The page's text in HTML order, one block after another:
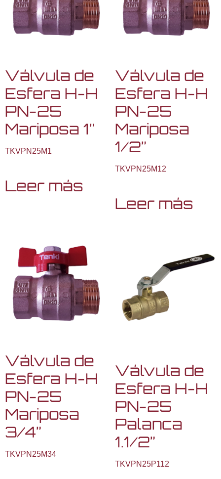
Válvula de
Esfera H-H
PN-25
Mariposa 1”
TKVPN25M1
Leer más
Válvula de
Esfera H-H
PN-25
Mariposa
1/2”
TKVPN25M12
Leer más
Válvula de
Esfera H-H
PN-25
Mariposa
3/4”
TKVPN25M34
Válvula de
Esfera H-H
PN-25
Palanca
1.1/2”
TKVPN25P112